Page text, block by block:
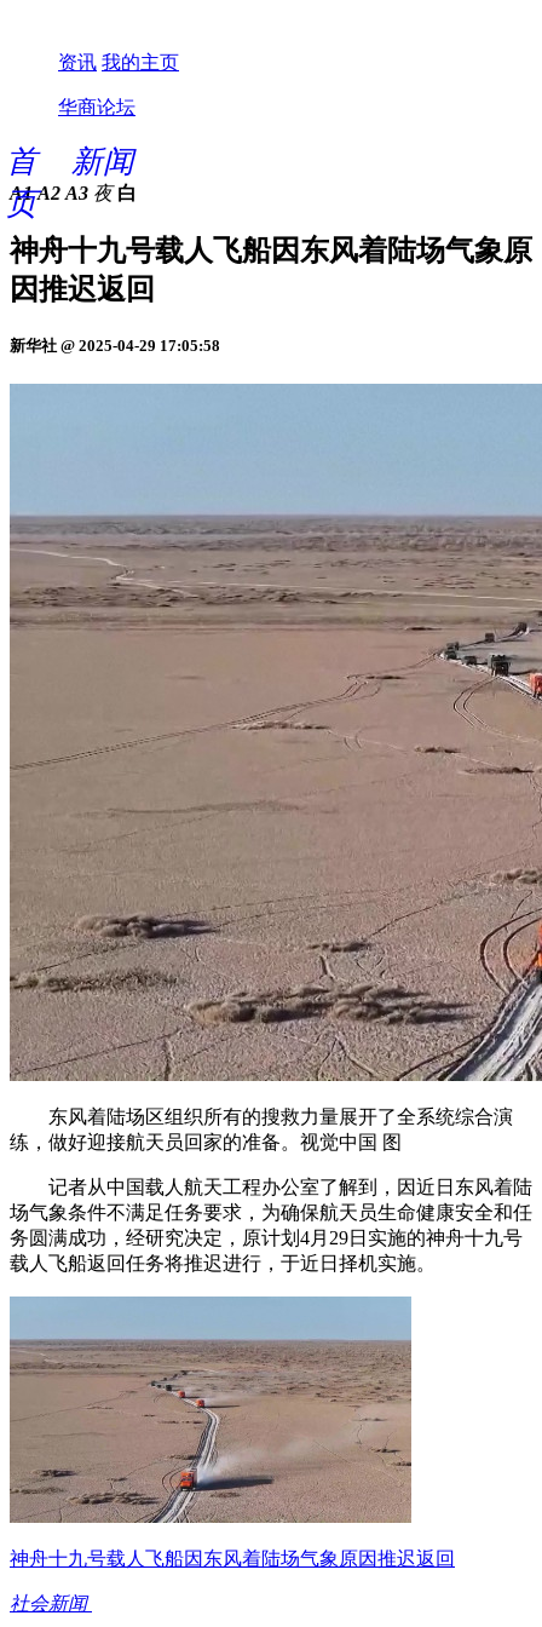
资讯 我的主页
华商论坛
首
页
新闻
A1 A2 A3 夜 白
神舟十九号载人飞船因东风着陆场气象原
因推迟返回
新华社 @ 2025-04-29 17:05:58
东风着陆场区组织所有的搜救力量展开了全系统综合演
练，做好迎接航天员回家的准备。视觉中国 图
记者从中国载人航天工程办公室了解到，因近日东风着陆
场气象条件不满足任务要求，为确保航天员生命健康安全和任
务圆满成功，经研究决定，原计划4月29日实施的神舟十九号
载人飞船返回任务将推迟进行，于近日择机实施。
神舟十九号载人飞船因东风着陆场气象原因推迟返回
社会新闻